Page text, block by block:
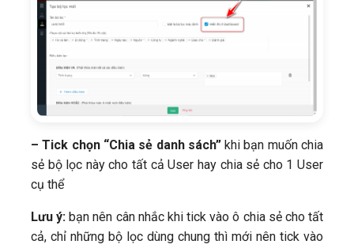
– Tick chọn “Chia sẻ danh sách”khi bạn muốn chia
sẻ bộ lọc này cho tất cả User hay chia sẻ cho 1 User
cụ thể
Lưu ý:bạn nên cân nhắc khi tick vào ô chia sẻ cho tất
cả, chỉ những bộ lọc dùng chung thì mới nên tick vào